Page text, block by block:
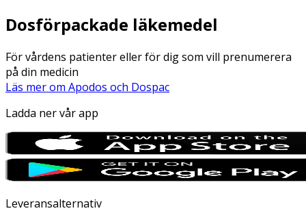
Dosförpackade läkemedel
För vårdens patienter eller för dig som vill prenumerera
på din medicin
Läs mer om Apodos och Dospac
Ladda ner vår app
Leveransalternativ